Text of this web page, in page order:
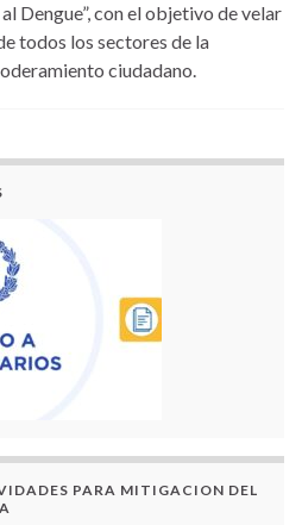
Dengue”, con el objetivo de velar
todos los sectores de la
ciudadano.
PARA MITIGACION DEL